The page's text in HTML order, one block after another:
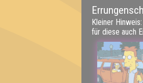
Kleiner
für diese auch